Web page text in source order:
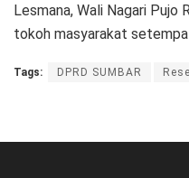
Lesmana, Wali Nagari Pujo
tokoh masyarakat
Tags: DPRD SUMBAR